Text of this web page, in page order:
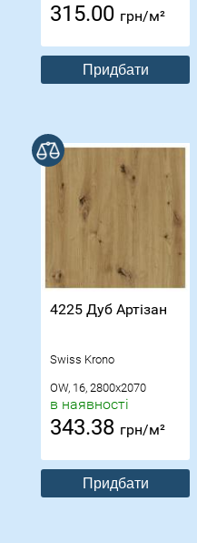
315.00 грн/м²
Придбати
4225 Дуб Артізан
Swiss Krono
OW, 16, 2800x2070
в наявності
343.38 грн/м²
Придбати